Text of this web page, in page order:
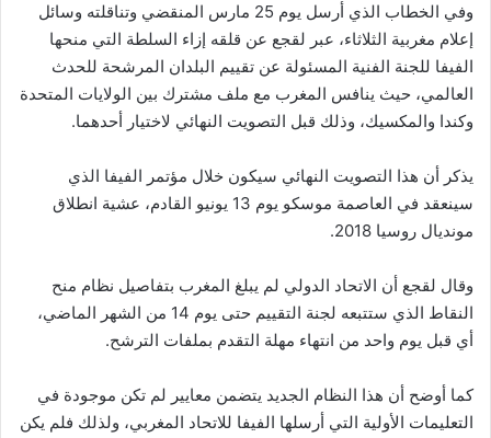
وفي الخطاب الذي أرسل يوم 25 مارس المنقضي وتناقلته وسائل
إعلام مغربية الثلاثاء، عبر لقجع عن قلقه إزاء السلطة التي منحها
الفيفا للجنة الفنية المسئولة عن تقييم البلدان المرشحة للحدث
العالمي، حيث ينافس المغرب مع ملف مشترك بين الولايات المتحدة
وكندا والمكسيك، وذلك قبل التصويت النهائي لاختيار أحدهما.
يذكر أن هذا التصويت النهائي سيكون خلال مؤتمر الفيفا الذي
سينعقد في العاصمة موسكو يوم 13 يونيو القادم، عشية انطلاق
مونديال روسيا 2018.
وقال لقجع أن الاتحاد الدولي لم يبلغ المغرب بتفاصيل نظام منح
النقاط الذي ستتبعه لجنة التقييم حتى يوم 14 من الشهر الماضي،
أي قبل يوم واحد من انتهاء مهلة التقدم بملفات الترشح.
كما أوضح أن هذا النظام الجديد يتضمن معايير لم تكن موجودة في
التعليمات الأولية التي أرسلها الفيفا للاتحاد المغربي، ولذلك فلم يكن